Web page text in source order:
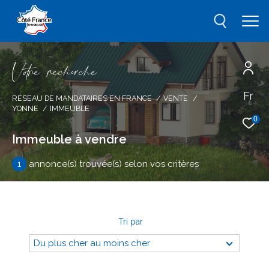
Fr
0
Vore recece
RÉSEAU DE MANDATAIRES EN FRANCE
VENTE
YONNE
IMMEUBLE
Immeuble à vendre
1 annonce(s) trouvée(s) selon vos critères
Tri par
Du plus cher au moins cher
Effectuer une recherche
et trouver le bien qui correspond à vos
critères
Type
d'offre
Vente
Ville